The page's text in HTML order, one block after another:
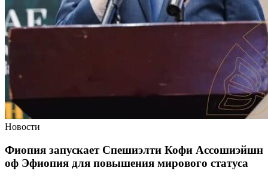
Новости
Фиопия запускает Спешиэлти Кофи Ассошиэйшн
оф Эфиопия для повышения мирового статуса